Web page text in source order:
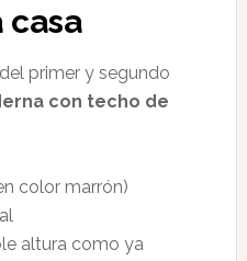
casa
primer y segundo
con techo de
color marrón)
altura como ya